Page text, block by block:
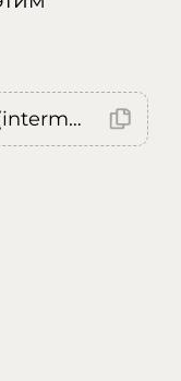
Error: (intermediate value)(intermediate value)(intermediate value).replaceAll is not a function